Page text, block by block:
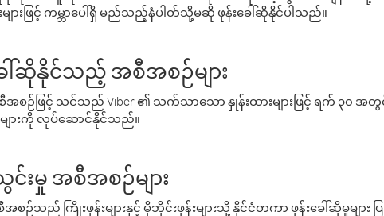
ားဖြင့် ကမ္ဘာပေါ်ရှိ မည်သည့်နံပါတ်သို့မဆို ဖုန်းခေါ်ဆိုနိုင်ပါသည်။
ါ်ဆိုနိုင်သည့် အစီအစဉ်များ
အစဉ်ဖြင့် သင်သည် Viber ၏ သက်သာသော နှုန်းထားများဖြင့် ရက် ၃၀
ျားကို လုပ်ဆောင်နိုင်သည်။
းမှု အစီအစဉ်များ
စဉ်သည် ကြိုးဖုန်းများနှင့် မိုဘိုင်းဖုန်းများသို့ နိုင်ငံတကာ ဖုန်းခေါ်ဆိုမှုမ